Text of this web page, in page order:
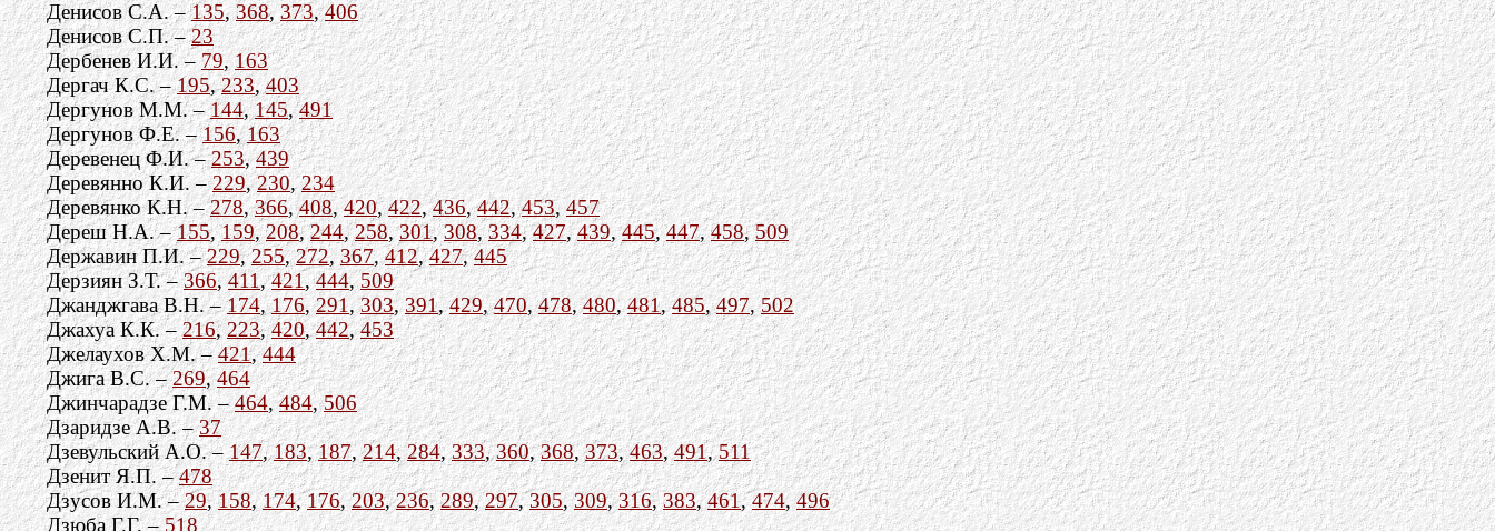
Денисов С.А. –135,368,373,406
Денисов С.П. –23
Дербенев И.И. –79,163
Дергач К.С. –195,233,403
Дергунов М.М. –144,145,491
Дергунов Ф.Е. –156,163
Деревенец Ф.И. –253,439
Деревянно К.И. –229,230,234
Деревянко К.Н. –278,366,408,420,422,436,442,453,457
Дереш Н.А. –155,159,208,244,258,301,308,334,427,439,445,447,458,509
Державин П.И. –229,255,272,367,412,427,445
Дерзиян З.Т. –366,411,421,444,509
Джанджгава В.Н. –174,176,291,303,391,429,470,478,480,481,485,497,502
Джахуа К.К. –216,223,420,442,453
Джелаухов X.М. –421,444
Джига В.С. –269,464
Джинчарадзе Г.М. –464,484,506
Дзаридзе А.В. –37
Дзевульский А.О. –147,183,187,214,284,333,360,368,373,463,491,511
Дзенит Я.П. –478
Дзусов И.М. –29,158,174,176,203,236,289,297,305,309,316,383,461,474,496
Дзюба Г.Г. –518